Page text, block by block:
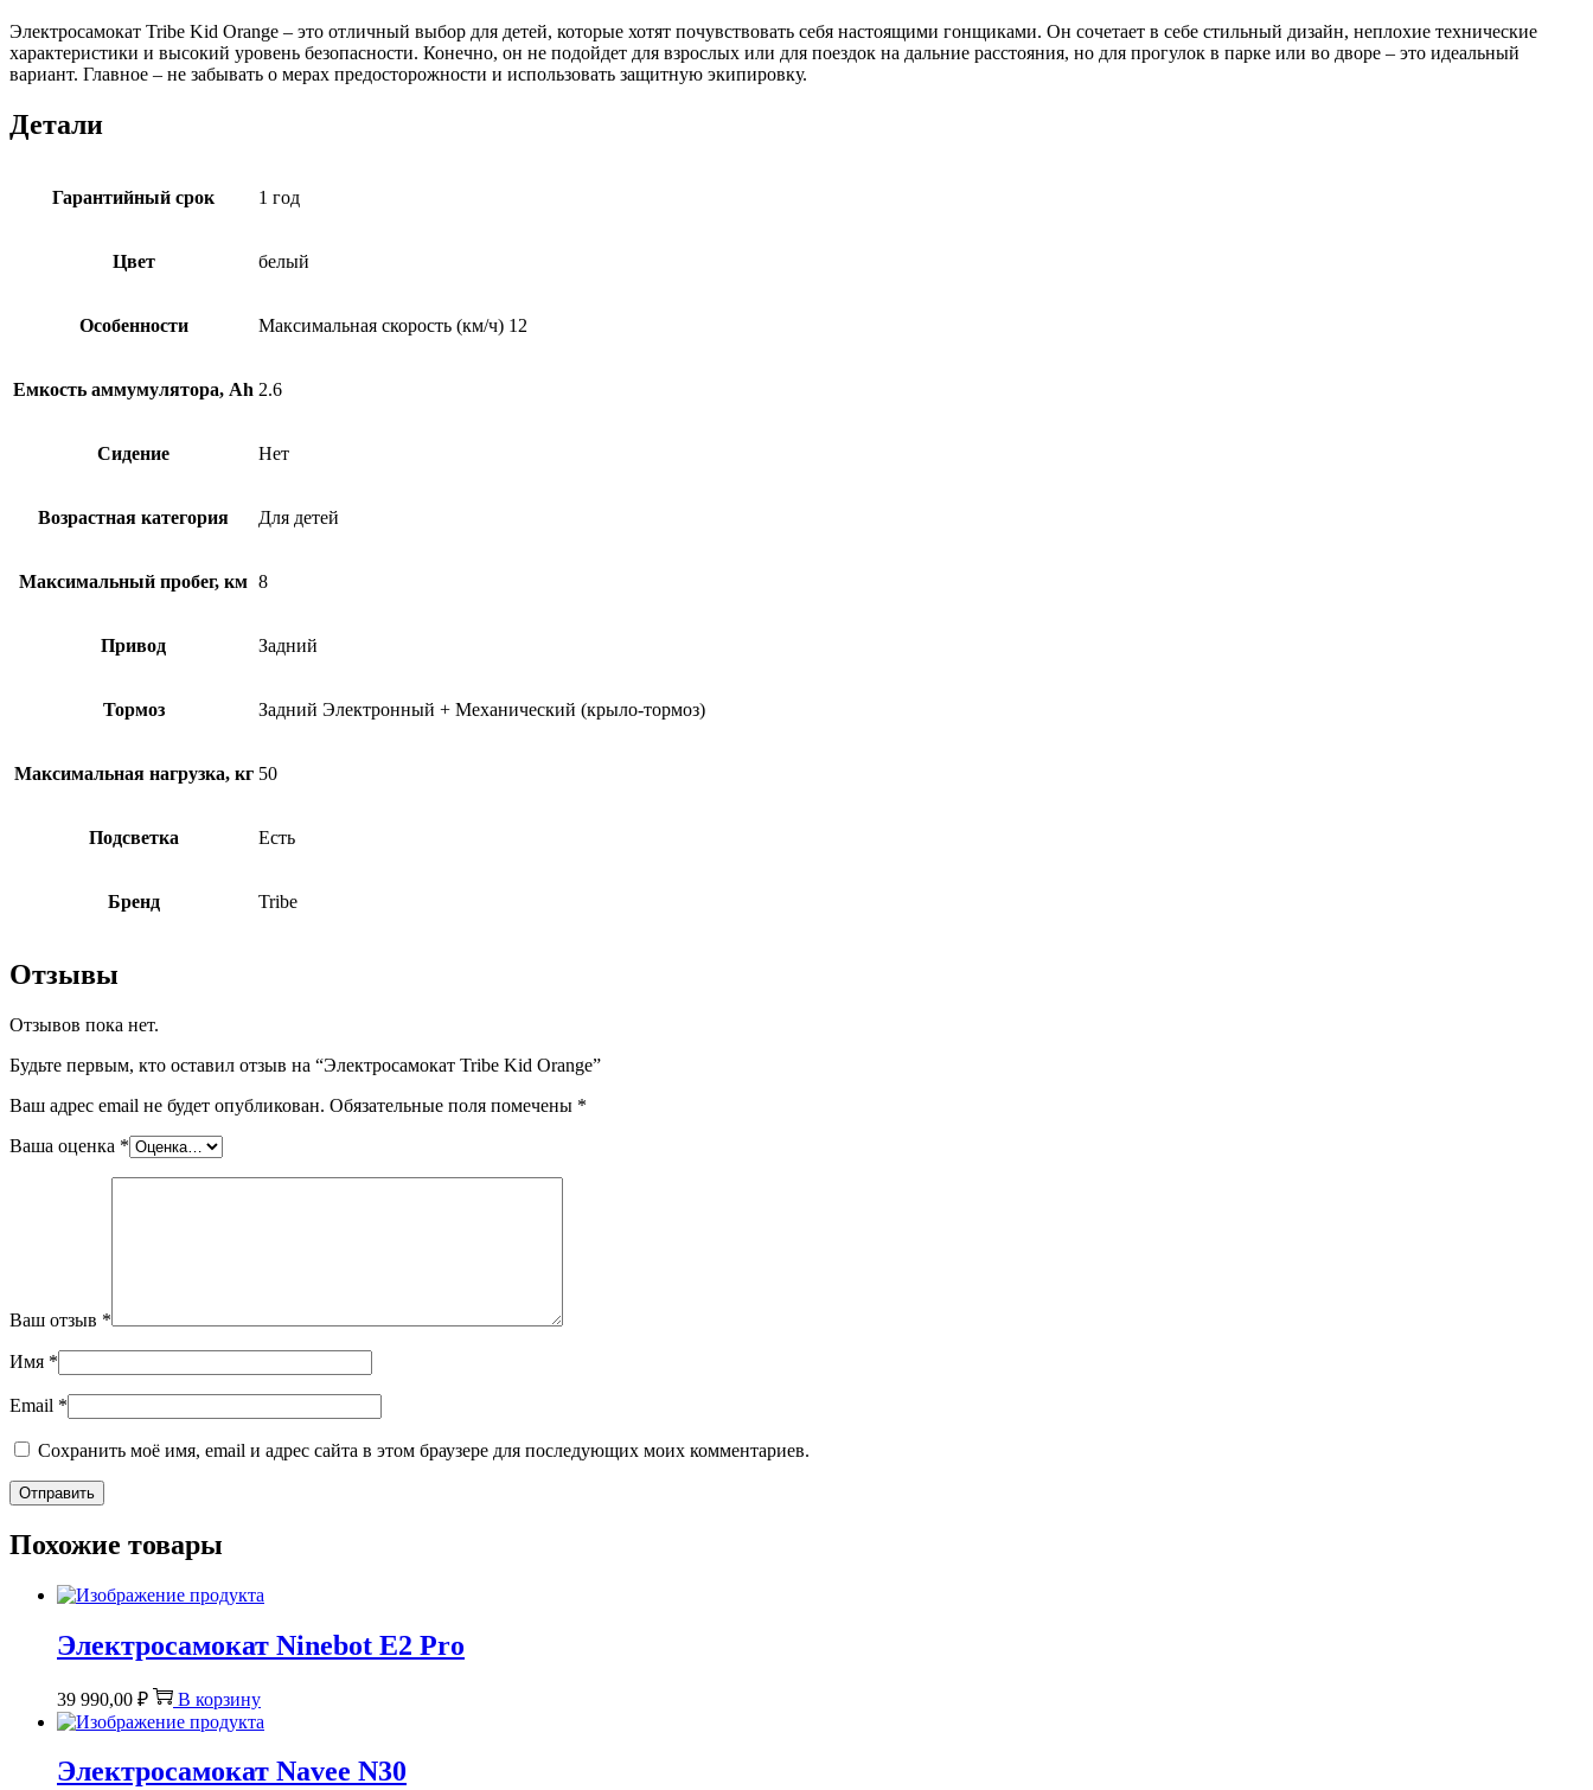
Электросамокат Tribe Kid Orange – это отличный выбор для детей, которые хотят почувствовать себя настоящими гонщиками. Он сочетает в себе стильный дизайн, неплохие технические
характеристики и высокий уровень безопасности. Конечно, он не подойдет для взрослых или для поездок на дальние расстояния, но для прогулок в парке или во дворе – это идеальный
вариант. Главное – не забывать о мерах предосторожности и использовать защитную экипировку.
Детали
Гарантийный срок 1 год
Цвет белый
Особенности Максимальная скорость (км/ч) 12
Емкость аммумулятора, Ah 2.6
Сидение Нет
Возрастная категория Для детей
Максимальный пробег, км 8
Привод Задний
Тормоз Задний Электронный + Механический (крыло-тормоз)
Максимальная нагрузка, кг 50
Подсветка Есть
Бренд Tribe
Отзывы
Отзывов пока нет.
Будьте первым, кто оставил отзыв на “Электросамокат Tribe Kid Orange”
Ваш адрес email не будет опубликован. Обязательные поля помечены *
Ваша оценка *
Ваш отзыв *
Имя *
Email *
Сохранить моё имя, email и адрес сайта в этом браузере для последующих моих комментариев.
Похожие товары
Электросамокат Ninebot E2 Pro
39 990,00 ₽ В корзину
Электросамокат Navee N30